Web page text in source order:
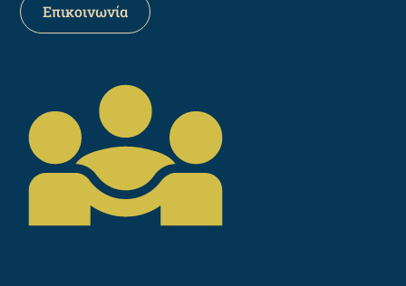
Επικοινωνία